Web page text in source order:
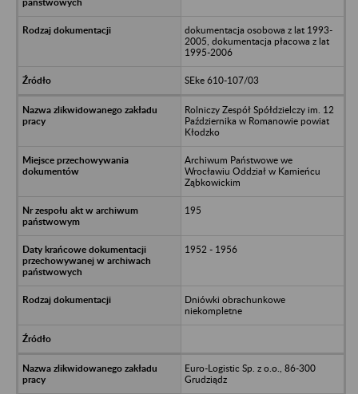
dokumentacja osobowa z lat 1993-
2005, dokumentacja płacowa z lat
1995-2006
SEke 610-107/03
Rolniczy Zespół Spółdzielczy im. 12
Października w Romanowie powiat
Kłodzko
Archiwum Państwowe we
Wrocławiu Oddział w Kamieńcu
Ząbkowickim
195
1952 - 1956
Dniówki obrachunkowe
niekompletne
Euro-Logistic Sp. z o.o., 86-300
Grudziądz